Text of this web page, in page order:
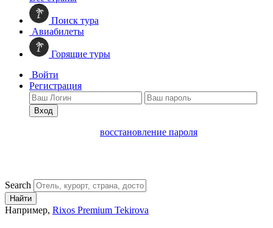
Поиск тура
Авиабилеты
Горящие туры
Войти
Регистрация
Вход
восстановление пароля
Search
Найти
Например, Rixos Premium Tekirova